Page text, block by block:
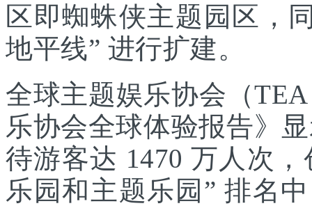
区即蜘蛛侠主题园区，
地平线” 进行扩建。
全球主题娱乐协会（
乐协会全球体验报告》
待游客达 1470 万人次
乐园和主题乐园” 排名